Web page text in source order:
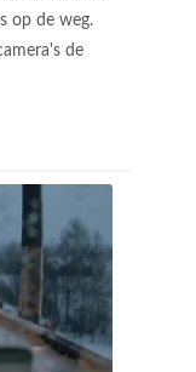
op de weg.
de